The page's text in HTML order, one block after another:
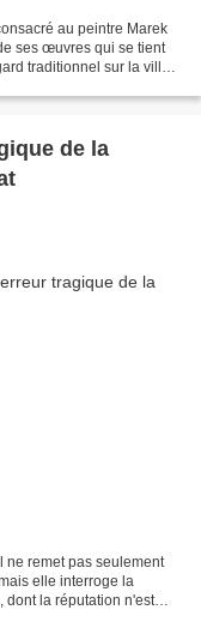
au peintre Marek
ses œuvres qui se tient
traditionnel sur la ville
de la
ne remet pas seulement
elle interroge la
dont la réputation n'est